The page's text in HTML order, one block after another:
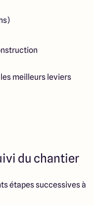
meilleurs leviers
du chantier
étapes successives à